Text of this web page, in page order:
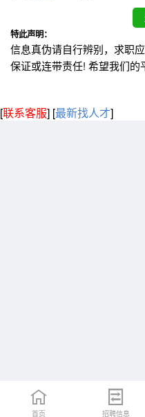
特此声明：
信息真伪请自行辨别，求职
保证或连带责任! 希望我们的
[联系客服] [最新找人才]
首页 招聘信息